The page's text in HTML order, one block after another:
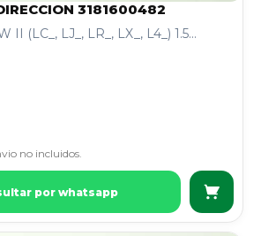
3181600482
II (LC_, LJ_, LR_, LX_, L4_) 1.5...
no incluidos.
por whatsapp